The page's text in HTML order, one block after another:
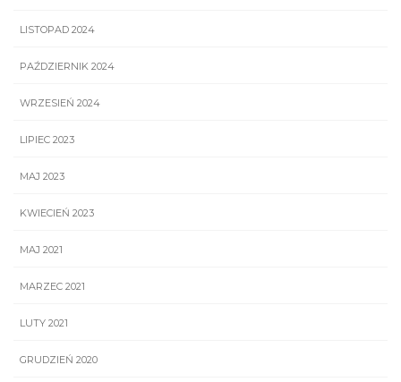
LISTOPAD 2024
PAŹDZIERNIK 2024
WRZESIEŃ 2024
LIPIEC 2023
MAJ 2023
KWIECIEŃ 2023
MAJ 2021
MARZEC 2021
LUTY 2021
GRUDZIEŃ 2020